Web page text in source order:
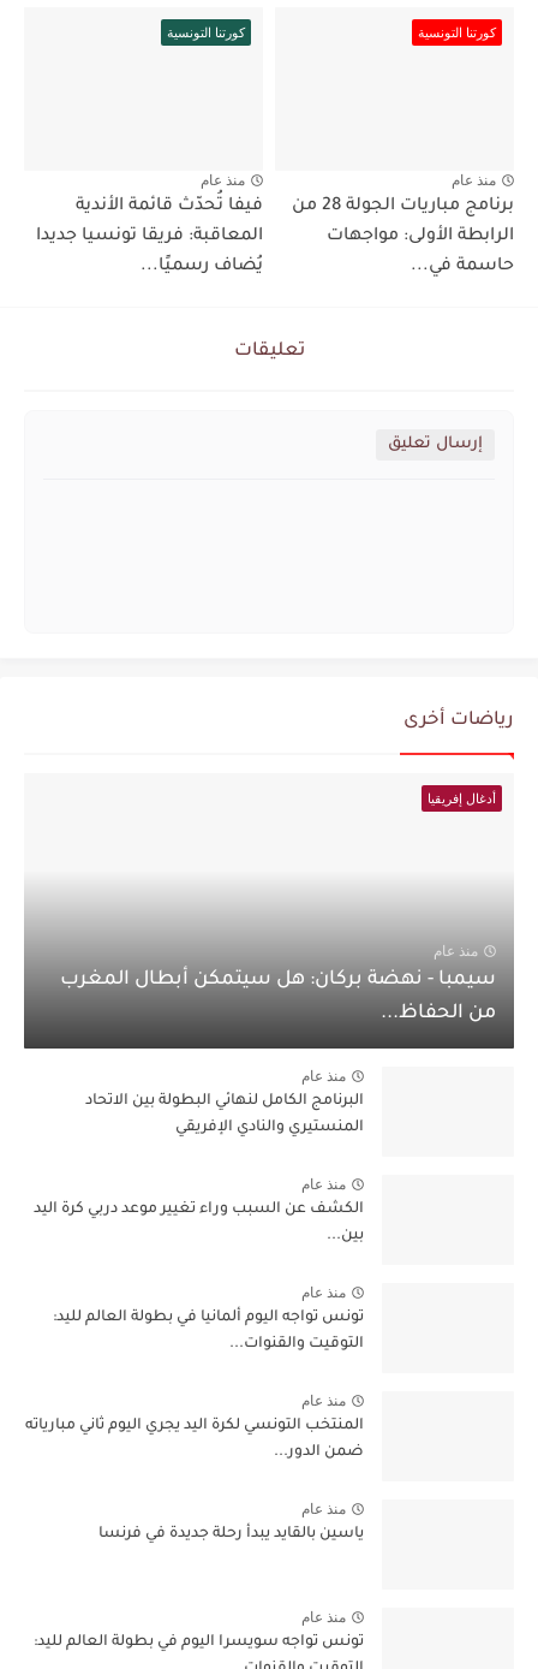
كورتنا التونسية
منذ عام
برنامج مباريات الجولة 28 من
الرابطة الأولى: مواجهات
حاسمة في...
كورتنا التونسية
منذ عام
فيفا تُحدّث قائمة الأندية
المعاقبة: فريقا تونسيا جديدا
يُضاف رسميًا...
تعليقات
إرسال تعليق
رياضات أخرى
أدغال إفريقيا
منذ عام
سيمبا - نهضة بركان: هل سيتمكن أبطال المغرب
من الحفاظ...
منذ عام
البرنامج الكامل لنهائي البطولة بين الاتحاد
المنستيري والنادي الإفريقي
منذ عام
الكشف عن السبب وراء تغيير موعد دربي كرة اليد
بين...
منذ عام
تونس تواجه اليوم ألمانيا في بطولة العالم لليد:
التوقيت والقنوات...
منذ عام
المنتخب التونسي لكرة اليد يجري اليوم ثاني مبارياته
ضمن الدور...
منذ عام
ياسين بالقايد يبدأ رحلة جديدة في فرنسا
منذ عام
تونس تواجه سويسرا اليوم في بطولة العالم لليد: